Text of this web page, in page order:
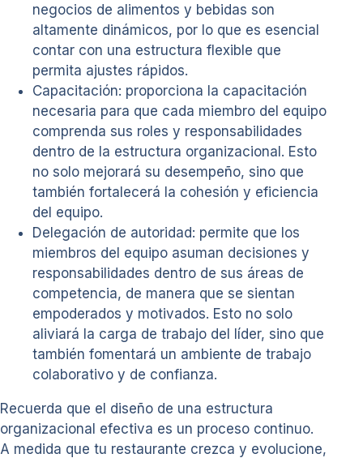
negocios de alimentos y bebidas son
altamente dinámicos, por lo que es esencial
contar con una estructura flexible que
permita ajustes rápidos.
Capacitación: proporciona la capacitación
necesaria para que cada miembro del equipo
comprenda sus roles y responsabilidades
dentro de la estructura organizacional. Esto
no solo mejorará su desempeño, sino que
también fortalecerá la cohesión y eficiencia
del equipo.
Delegación de autoridad: permite que los
miembros del equipo asuman decisiones y
responsabilidades dentro de sus áreas de
competencia, de manera que se sientan
empoderados y motivados. Esto no solo
aliviará la carga de trabajo del líder, sino que
también fomentará un ambiente de trabajo
colaborativo y de confianza.
Recuerda que el diseño de una estructura
organizacional efectiva es un proceso continuo.
A medida que tu restaurante crezca y evolucione,